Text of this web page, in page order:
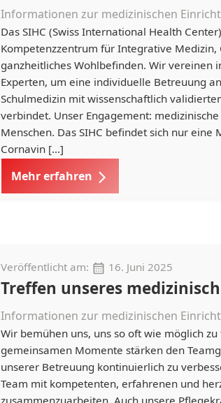
Informationen zur medizinischen
Das SIHC (Swiss International Health
Kompetenzzentrum für Integrative Medizin,
ganzheitliches Wohlbefinden. Wir vereinen
Experten, um eine individuelle Betreuung
Schulmedizin mit wissenschaftlich
verbindet. Unser Engagement:
Menschen. Das SIHC befindet sich nur eine
Cornavin […]
Mehr erfahren
Veröffentlicht am: 16. Juni 2025
Treffen unseres
Informationen zur medizinischen
Wir bemühen uns, uns so oft wie möglich
gemeinsamen Momente stärken den
unserer Betreuung kontinuierlich zu
Team mit kompetenten, erfahrenen und